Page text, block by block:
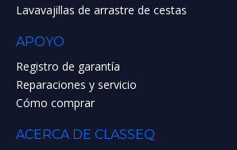
Lavavajillas de arrastre de cestas
APOYO
Registro de garantía
Reparaciones y servicio
Cómo comprar
ACERCA DE CLASSEQ